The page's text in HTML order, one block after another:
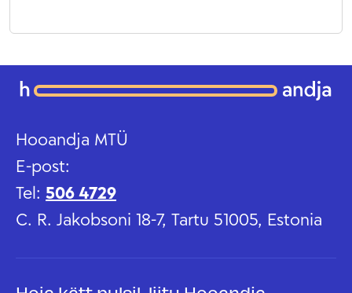
Hooandja MTÜ
E-post:
Tel: 506 4729
C. R. Jakobsoni 18-7, Tartu 51005, Estonia